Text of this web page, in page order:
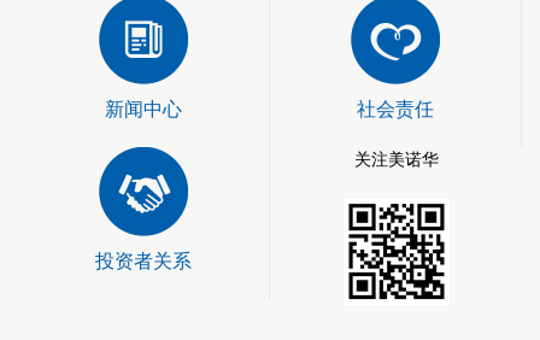
新闻中心 社会责任
投资者关系
关注美诺华